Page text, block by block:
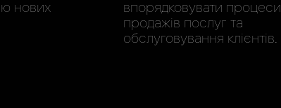
нових
впорядковувати процеси
продажів послуг та
обслуговування клієнтів.